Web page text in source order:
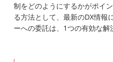
制をどのようにするかがポイ
る方法として、最新のDX情報
ーへの委託は、1つの有効な解